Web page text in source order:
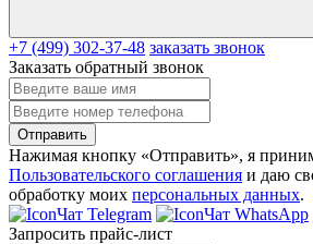
+7 (499) 302-37-48 заказать звонок
Заказать обратный звонок
Отправить
Нажимая кнопку «Отправить», я
Пользовательского соглашения и даю
обработку моих персональных данных.
Чат Telegram
Чат WhatsApp
Запросить прайс-лист